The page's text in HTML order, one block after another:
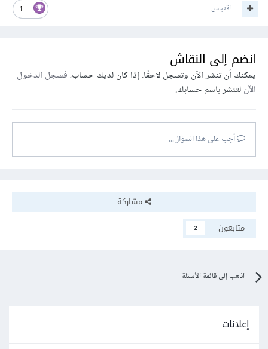
1 اقتباس
انضم إلى النقاش
يمكنك أن تنشر الآن وتسجل لاحقًا. إذا كان لديك حساب،فسجل الدخول
الآنلتنشر باسم حسابك.
أجب على هذا السؤال...
مشاركة
متابعون
2
اذهب إلى قائمة الأسئلة
إعلانات